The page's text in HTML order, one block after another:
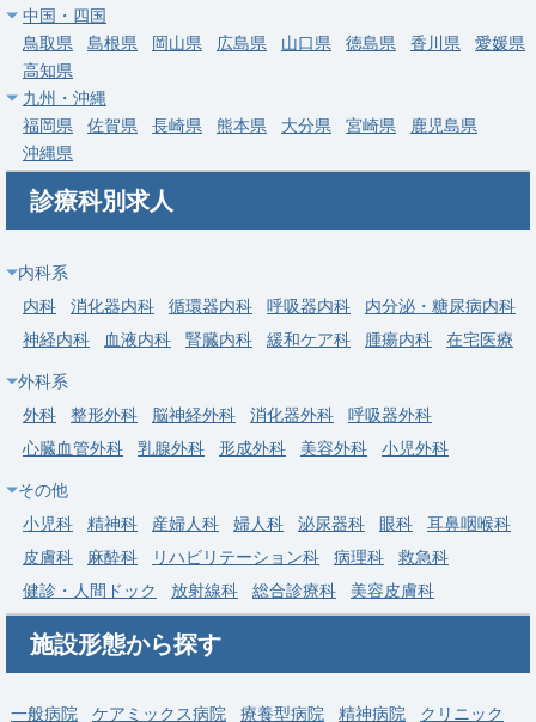
【中央区】管理医師募集／健診／週4～／人気エリア
求人病院名
非公開
募集科目
勤務地 東京都 中央区
【港区】健診業務／都内の人気エリア・勤務医の募集！
求人病院名
非公開
募集科目 健診・人間ドック
中国・四国
鳥取県
島根県 岡山県 広島県 山口県 徳島県 香川県
愛媛県
高知県
九州・沖縄
福岡県
佐賀県 長崎県 熊本県 大分県 宮崎県
鹿児島県
沖縄県
診療科別求人
内科系
内科
消化器内科 循環器内科 呼吸器内科
内分泌・糖尿病内科
神経内科
血液内科 腎臓内科 緩和ケア科 腫瘍内科 在宅医療
外科系
外科
整形外科 脳神経外科 消化器外科
呼吸器外科
心臓血管外科
乳腺外科 形成外科 美容外科 小児外科
その他
小児科
精神科 産婦人科 婦人科 泌尿器科 眼科
耳鼻咽喉科
皮膚科
麻酔科 リハビリテーション科 病理科
救急科
健診・人間ドック
放射線科 総合診療科 美容皮膚科
施設形態から探す
一般病院 ケアミックス病院 療養型病院 精神病院 クリニック